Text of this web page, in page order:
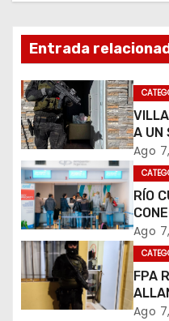
n
d
e
e
n
t
r
a
Entrada
A UN
Ago
RÍO
Ago
FPA
Ago